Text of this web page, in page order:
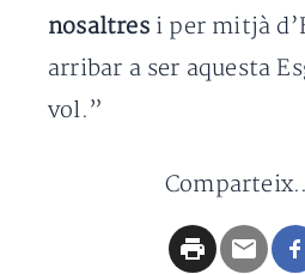
nosaltresi per mitjà
arribar a ser aquesta
vol.”